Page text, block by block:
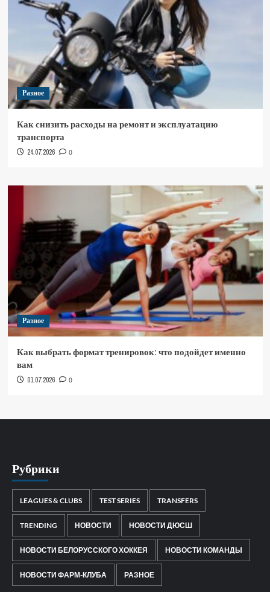
Разное
Как снизить расходы на ремонт и эксплуатацию
транспорта
24.07.2026 0
Разное
Как выбрать формат тренировок: что подойдет именно
вам
01.07.2026 0
Рубрики
LEAGUES & CLUBS TEST SERIES TRANSFERS
TRENDING НОВОСТИ НОВОСТИ ДЮСШ
НОВОСТИ БЕЛОРУССКОГО ХОККЕЯ НОВОСТИ КОМАНДЫ
НОВОСТИ ФАРМ-КЛУБА РАЗНОЕ